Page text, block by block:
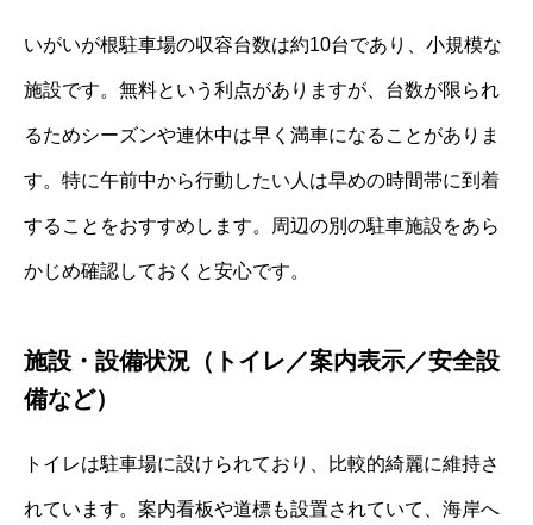
いがいが根駐車場の収容台数は約10台であり、小規模な
施設です。無料という利点がありますが、台数が限られ
るためシーズンや連休中は早く満車になることがありま
す。特に午前中から行動したい人は早めの時間帯に到着
することをおすすめします。周辺の別の駐車施設をあら
かじめ確認しておくと安心です。
施設・設備状況（トイレ／案内表示／安全設
備など）
トイレは駐車場に設けられており、比較的綺麗に維持さ
れています。案内看板や道標も設置されていて、海岸へ